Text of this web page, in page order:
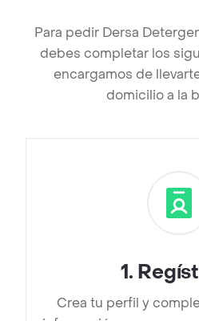
Para pedir Dersa
debes completar los
encargamos de
domicilio a la
1.
Crea tu perfil y